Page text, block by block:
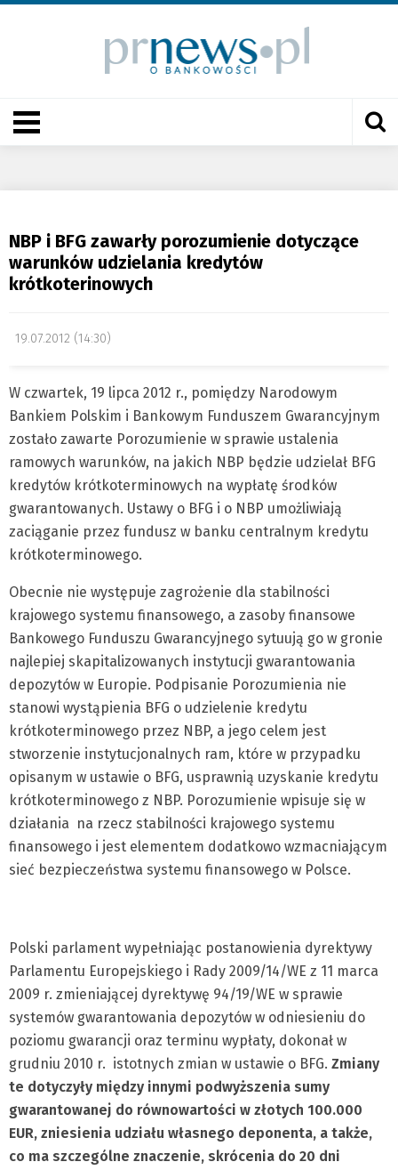
NBP i BFG zawarły porozumienie dotyczące
warunków udzielania kredytów
krótkoterinowych
19.07.2012 (14:30)
W czwartek, 19 lipca 2012 r., pomiędzy Narodowym
Bankiem Polskim i Bankowym Funduszem Gwarancyjnym
zostało zawarte Porozumienie w sprawie ustalenia
ramowych warunków, na jakich NBP będzie udzielał BFG
kredytów krótkoterminowych na wypłatę środków
gwarantowanych. Ustawy o BFG i o NBP umożliwiają
zaciąganie przez fundusz w banku centralnym kredytu
krótkoterminowego.
Obecnie nie występuje zagrożenie dla stabilności
krajowego systemu finansowego, a zasoby finansowe
Bankowego Funduszu Gwarancyjnego sytuują go w gronie
najlepiej skapitalizowanych instytucji gwarantowania
depozytów w Europie. Podpisanie Porozumienia nie
stanowi wystąpienia BFG o udzielenie kredytu
krótkoterminowego przez NBP, a jego celem jest
stworzenie instytucjonalnych ram, które w przypadku
opisanym w ustawie o BFG, usprawnią uzyskanie kredytu
krótkoterminowego z NBP. Porozumienie wpisuje się w
działania na rzecz stabilności krajowego systemu
finansowego i jest elementem dodatkowo wzmacniającym
sieć bezpieczeństwa systemu finansowego w Polsce.
Polski parlament wypełniając postanowienia dyrektywy
Parlamentu Europejskiego i Rady 2009/14/WE z 11 marca
2009 r. zmieniającej dyrektywę 94/19/WE w sprawie
systemów gwarantowania depozytów w odniesieniu do
poziomu gwarancji oraz terminu wypłaty, dokonał w
grudniu 2010 r. istotnych zmian w ustawie o BFG. Zmiany
te dotyczyły między innymi podwyższenia sumy
gwarantowanej do równowartości w złotych 100.000
EUR, zniesienia udziału własnego deponenta, a także,
co ma szczególne znaczenie, skrócenia do 20 dni